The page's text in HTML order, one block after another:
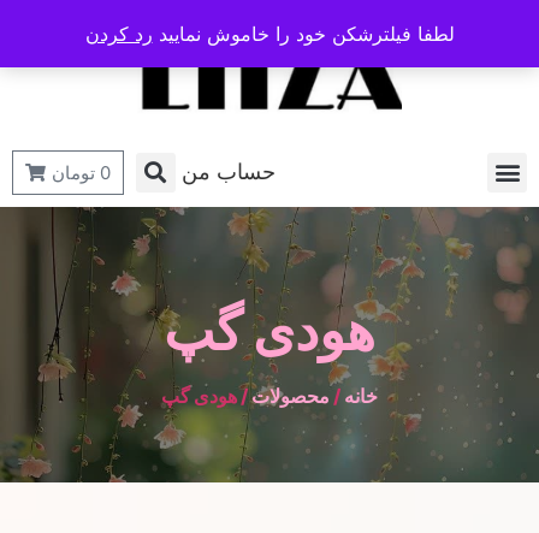
حساب من 0 تومان
هودی گپ
خانه / محصولات/ هودی گپ
لطفا فیلترشکن خود را خاموش نمایید رد کردن